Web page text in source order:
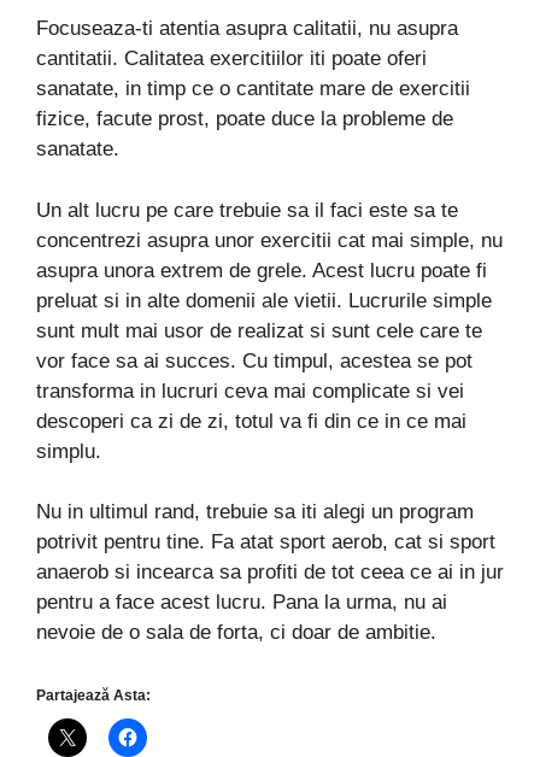
Focuseaza-ti atentia asupra calitatii, nu asupra
cantitatii. Calitatea exercitiilor iti poate oferi
sanatate, in timp ce o cantitate mare de exercitii
fizice, facute prost, poate duce la probleme de
sanatate.
Un alt lucru pe care trebuie sa il faci este sa te
concentrezi asupra unor exercitii cat mai simple, nu
asupra unora extrem de grele. Acest lucru poate fi
preluat si in alte domenii ale vietii. Lucrurile simple
sunt mult mai usor de realizat si sunt cele care te
vor face sa ai succes. Cu timpul, acestea se pot
transforma in lucruri ceva mai complicate si vei
descoperi ca zi de zi, totul va fi din ce in ce mai
simplu.
Nu in ultimul rand, trebuie sa iti alegi un program
potrivit pentru tine. Fa atat sport aerob, cat si sport
anaerob si incearca sa profiti de tot ceea ce ai in jur
pentru a face acest lucru. Pana la urma, nu ai
nevoie de o sala de forta, ci doar de ambitie.
Partajează Asta: